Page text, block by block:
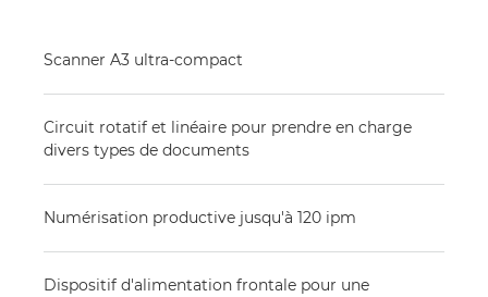
Scanner A3 ultra-compact
Circuit rotatif et linéaire pour prendre en charge
divers types de documents
Numérisation productive jusqu'à 120 ipm
Dispositif d'alimentation frontale pour une